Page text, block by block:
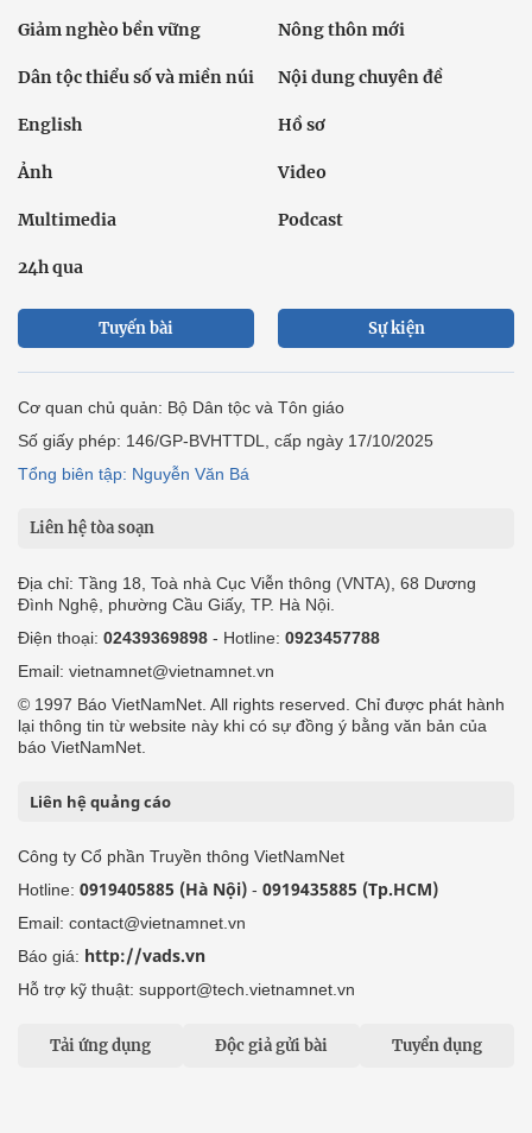
Giảm nghèo bền vững Nông thôn mới
Dân tộc thiểu số và miền núi Nội dung chuyên đề
English Hồ sơ
Ảnh Video
Multimedia Podcast
24h qua
Tuyến bài Sự kiện
Cơ quan chủ quản: Bộ Dân tộc và Tôn giáo
Số giấy phép: 146/GP-BVHTTDL, cấp ngày 17/10/2025
Tổng biên tập: Nguyễn Văn Bá
Liên hệ tòa soạn
Địa chỉ: Tầng 18, Toà nhà Cục Viễn thông (VNTA), 68 Dương
Đình Nghệ, phường Cầu Giấy, TP. Hà Nội.
Điện thoại: 02439369898 - Hotline: 0923457788
Email: vietnamnet@vietnamnet.vn
© 1997 Báo VietNamNet. All rights reserved. Chỉ được phát hành
lại thông tin từ website này khi có sự đồng ý bằng văn bản của
báo VietNamNet.
Liên hệ quảng cáo
Công ty Cổ phần Truyền thông VietNamNet
Hotline: 0919405885 (Hà Nội) - 0919435885 (Tp.HCM)
Email: contact@vietnamnet.vn
Báo giá: http://vads.vn
Hỗ trợ kỹ thuật: support@tech.vietnamnet.vn
Tải ứng dụng Độc giả gửi bài Tuyển dụng